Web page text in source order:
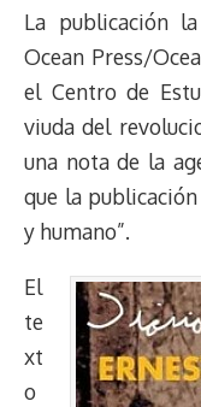
e
a
d
s
y
i
n
k
n
La publicación
Ocean Press/
el Centro de
viuda del
una nota de la
que la
y humano”.
El
te
xt
o